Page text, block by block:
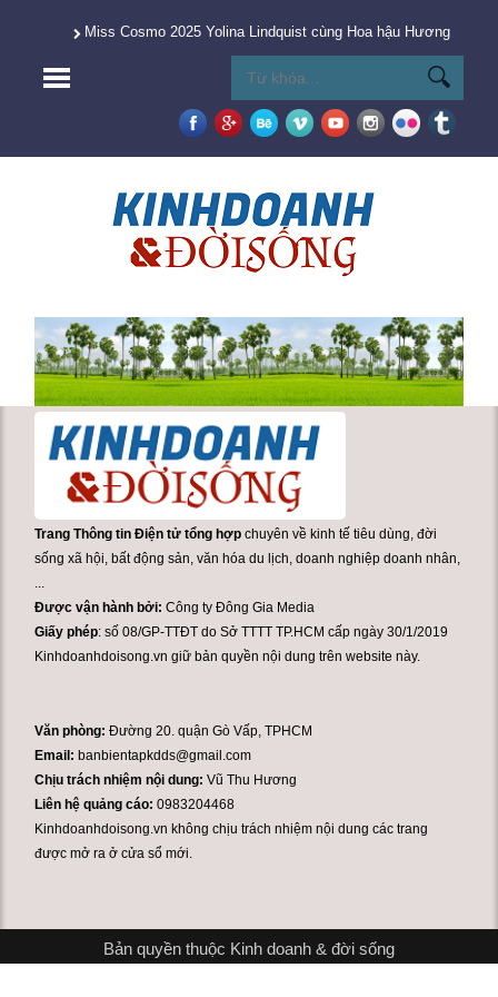
Miss Cosmo 2025 Yolina Lindquist cùng Hoa hậu Hương
Trang Thông tin Điện tử tổng hợp chuyên về kinh tế tiêu dùng, đời
sống xã hội, bất động sản, văn hóa du lịch, doanh nghiệp doanh nhân,
...
Được vận hành bởi:Công ty Đông Gia Media
Giấy phép: số 08/GP-TTĐT do Sở TTTT TP.HCM cấp ngày 30/1/2019
Kinhdoanhdoisong.vn giữ bản quyền nội dung trên website này.
Văn phòng:Đường 20. quận Gò Vấp, TPHCM
Email: banbientapkdds@gmail.com
Chịu trách nhiệm nội dung: Vũ Thu Hương
Liên hệ quảng cáo:0983204468
Kinhdoanhdoisong.vn không chịu trách nhiệm nội dung các trang
được mở ra ở cửa sổ mới.
Bản quyền thuộc Kinh doanh & đời sống